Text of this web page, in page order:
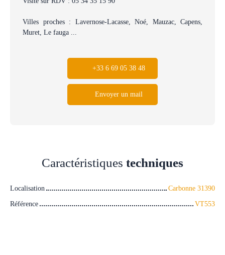
Villes proches : Lavernose-Lacasse, Noé, Mauzac, Capens,
Muret, Le fauga ...
+33 6 69 05 38 48
Envoyer un mail
Caractéristiques techniques
Localisation
Carbonne 31390
Référence
VT553